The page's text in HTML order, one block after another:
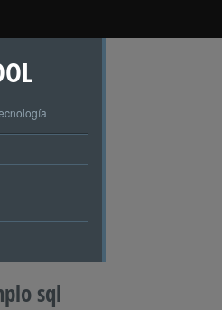
sql